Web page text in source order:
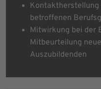
Kontaktherstellung
betroffenen
Mitwirkung bei der
Mitbeurteilung
Auszubildenden